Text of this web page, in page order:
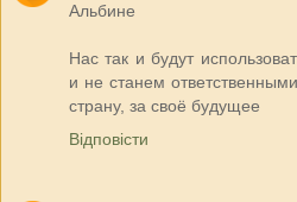
Альбинe
Нас так и будут
и не станем
страну, за своё будущее
Відповісти